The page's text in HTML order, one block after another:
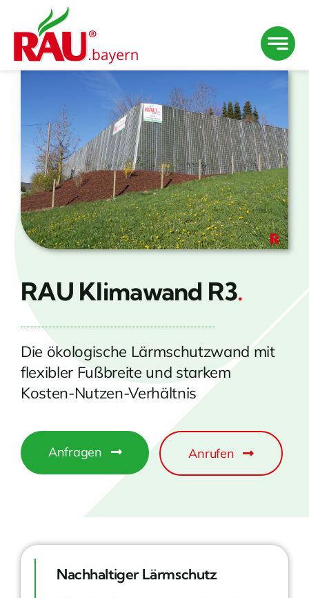
springen
RAU Klimawand R3.
Die ökologische Lärmschutzwand mit
flexibler Fußbreite und starkem
Kosten-Nutzen-Verhältnis
Anfragen Anrufen
Nachhaltiger Lärmschutz